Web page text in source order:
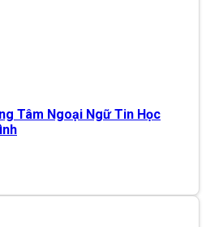
Tâm Ngoại Ngữ Tin Học